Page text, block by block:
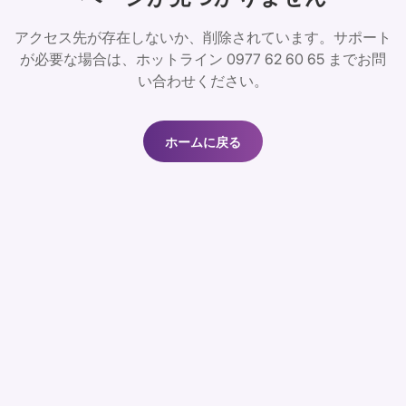
アクセス先が存在しないか、削除されています。サポート
が必要な場合は、ホットライン 0977 62 60 65 までお問
い合わせください。
ホームに戻る
ホームに戻る